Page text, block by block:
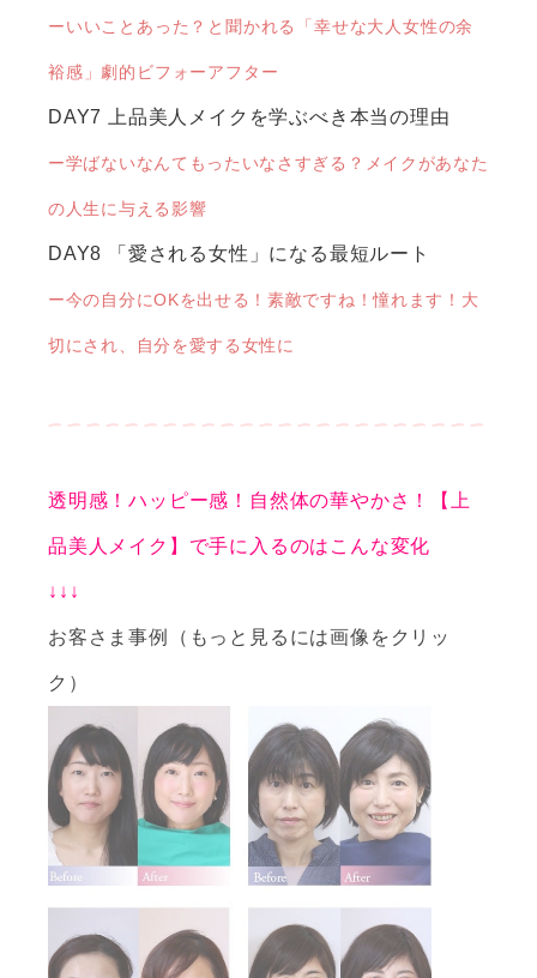
ーいいことあった？と聞かれる「幸せな大人女性の余
裕感」劇的ビフォーアフター
DAY7 上品美人メイクを学ぶべき本当の理由
ー学ばないなんてもったいなさすぎる？メイクがあなた
の人生に与える影響
DAY8 「愛される女性」になる最短ルート
ー今の自分にOKを出せる！素敵ですね！憧れます！大
切にされ、自分を愛する女性に
透明感！ハッピー感！自然体の華やかさ！【上
品美人メイク】で手に入るのはこんな変化
↓↓↓
お客さま事例（もっと見るには画像をクリッ
ク）